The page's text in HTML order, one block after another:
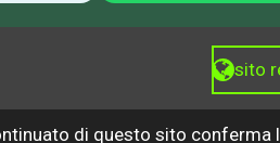
di questo sito conferma
sito